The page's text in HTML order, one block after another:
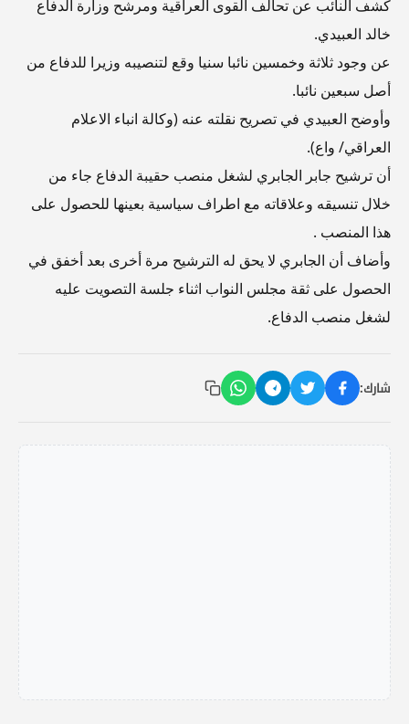
كشف النائب عن تحالف القوى العراقية ومرشح وزارة الدفاع
خالد العبيدي.
عن وجود ثلاثة وخمسين نائبا سنيا وقع لتنصيبه وزيرا للدفاع من
أصل سبعين نائبا.
وأوضح العبيدي في تصريح نقلته عنه (وكالة انباء الاعلام
العراقي/ واع).
أن ترشيح جابر الجابري لشغل منصب حقيبة الدفاع جاء من
خلال تنسيقه وعلاقاته مع اطراف سياسية بعينها للحصول على
هذا المنصب .
وأضاف أن الجابري لا يحق له الترشيح مرة أخرى بعد أخفق في
الحصول على ثقة مجلس النواب اثناء جلسة التصويت عليه
لشغل منصب الدفاع.
شارك: